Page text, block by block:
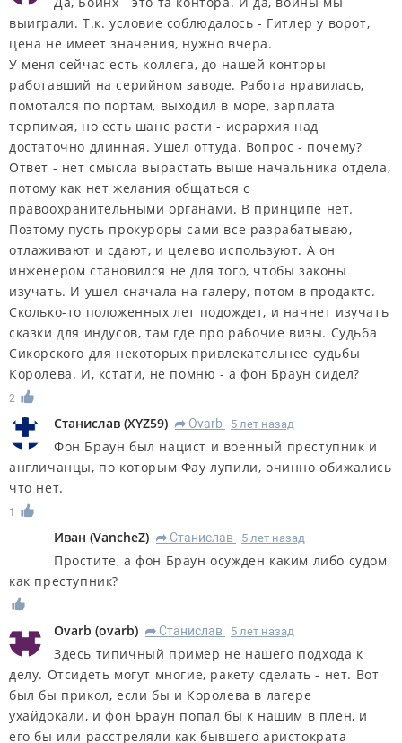
выиграли. Т.к. условие соблюдалось - Гитлер у ворот,
цена не имеет значения, нужно вчера.
У меня сейчас есть коллега, до нашей конторы
работавший на серийном заводе. Работа нравилась,
помотался по портам, выходил в море, зарплата
терпимая, но есть шанс расти - иерархия над
достаточно длинная. Ушел оттуда. Вопрос - почему?
Ответ - нет смысла вырастать выше начальника отдела,
потому как нет желания общаться с
правоохранительными органами. В принципе нет.
Поэтому пусть прокуроры сами все разрабатываю,
отлаживают и сдают, и целево используют. А он
инженером становился не для того, чтобы законы
изучать. И ушел сначала на галеру, потом в продактс.
Сколько-то положенных лет подождет, и начнет изучать
сказки для индусов, там где про рабочие визы. Судьба
Сикорского для некоторых привлекательнее судьбы
Королева. И, кстати, не помню - а фон Браун сидел?
2
Станислав (XYZ59) R Ovarb 5 лет назад
Фон Браун был нацист и военный преступник и
англичанцы, по которым Фау лупили, очинно обижались
что нет.
1
Иван (VancheZ) R Станислав 5 лет назад
Простите, а фон Браун осужден каким либо судом
как преступник?
Ovarb (ovarb) R Станислав 5 лет назад
Здесь типичный пример не нашего подхода к
делу. Отсидеть могут многие, ракету сделать - нет. Вот
был бы прикол, если бы и Королева в лагере
ухайдокали, и фон Браун попал бы к нашим в плен, и
его бы или расстреляли как бывшего аристократа